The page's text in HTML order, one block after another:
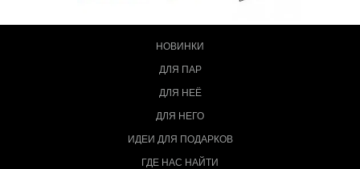
НОВИНКИ
ДЛЯ ПАР
ДЛЯ НЕЁ
ДЛЯ НЕГО
ИДЕИ ДЛЯ ПОДАРКОВ
ГДЕ НАС НАЙТИ